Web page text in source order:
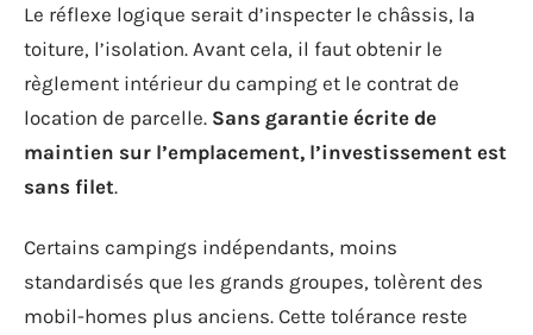
Le réflexe logique serait d’inspecter le châssis, la
toiture, l’isolation. Avant cela, il faut obtenir le
règlement intérieur du camping et le contrat de
location de parcelle. Sans garantie écrite de
maintien sur l’emplacement, l’investissement est
sans filet.
Certains campings indépendants, moins
standardisés que les grands groupes, tolèrent des
mobil-homes plus anciens. Cette tolérance reste